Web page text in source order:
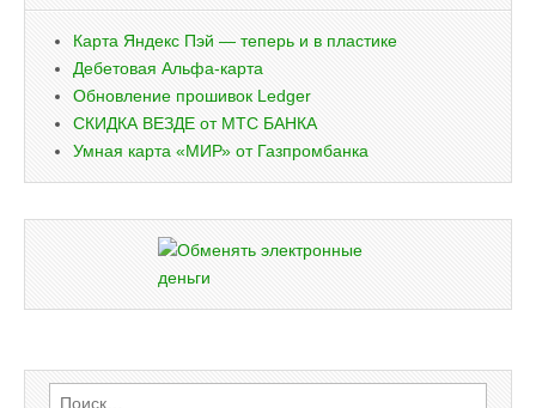
Карта Яндекс Пэй — теперь и в пластике
Дебетовая Альфа-карта
Обновление прошивок Ledger
СКИДКА ВЕЗДЕ от МТС БАНКА
Умная карта «МИР» от Газпромбанка
Найти: